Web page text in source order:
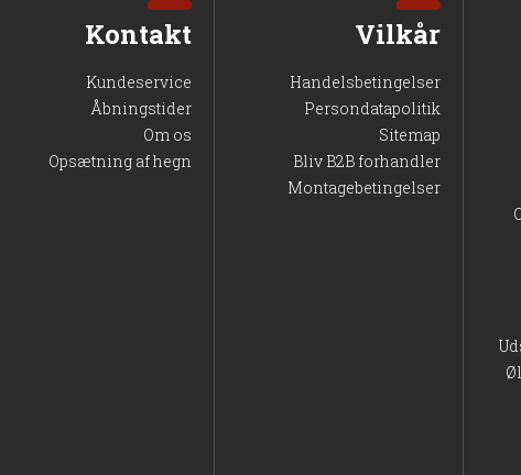
Kontakt
Kundeservice
Åbningstider
Om os
Opsætning af hegn
Vilkår
Handelsbetingelser
Persondatapolitik
Sitemap
Bliv B2B forhandler
Montagebetingelser